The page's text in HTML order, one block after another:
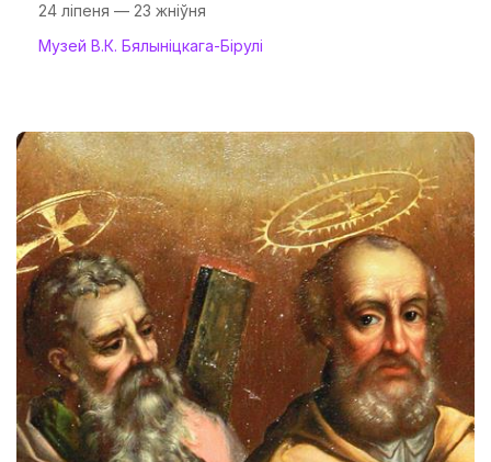
24 ліпеня — 23 жніўня
Музей В.К. Бялыніцкага-Бірулі